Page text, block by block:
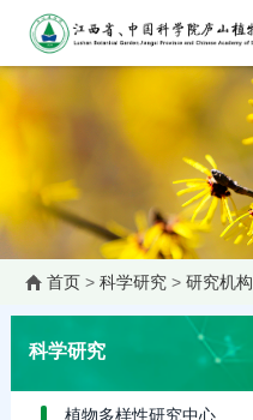
首页> 科学研究> 研究机构
科学研究
植物多样性研究中心